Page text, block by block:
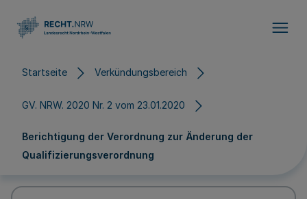
Startseite Verkündungsbereich
GV. NRW. 2020 Nr. 2 vom 23.01.2020
Berichtigung der Verordnung zur Änderung der
Qualifizierungsverordnung